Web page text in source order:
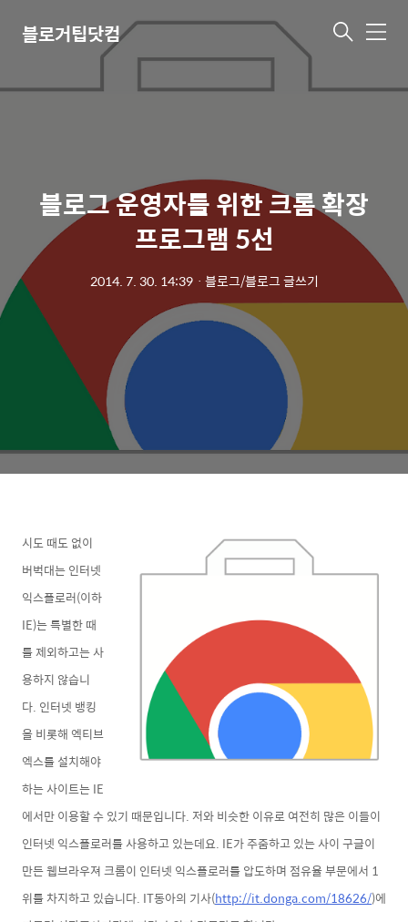
블로거팁닷컴 메
블로그 운영자를 위한 크롬 확장
프로그램 5선
2014. 7. 30. 14:39ㆍ 블로그/블로그 글쓰기
시도 때도 없이
버벅대는 인터넷
익스플로러(이하
IE)는 특별한 때
를 제외하고는 사
용하지 않습니
다. 인터넷 뱅킹
을 비롯해 엑티브
엑스를 설치해야
하는 사이트는 IE
에서만 이용할 수 있기 때문입니다. 저와 비슷한 이유로 여전히 많은 이들이
인터넷 익스플로러를 사용하고 있는데요. IE가 주줌하고 있는 사이 구글이
만든 웹브라우져 크롬이 인터넷 익스플로러를 압도하며 점유율 부문에서 1
위를 차지하고 있습니다. IT동아의 기사(http://it.donga.com/18626/)에